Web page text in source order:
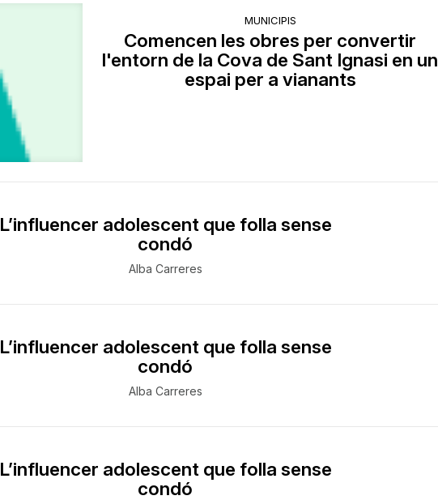
MUNICIPIS
Comencen les obres per convertir
l'entorn de la Cova de Sant Ignasi en un
espai per a vianants
L’influencer adolescent que folla sense
condó
Alba Carreres
L’influencer adolescent que folla sense
condó
Alba Carreres
L’influencer adolescent que folla sense
condó